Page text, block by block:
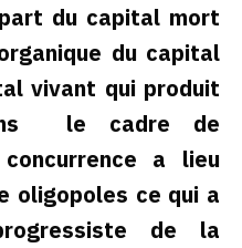
du capital mort
du capital
vivant qui produit
le cadre de
a lieu
oligopoles ce qui a
de la